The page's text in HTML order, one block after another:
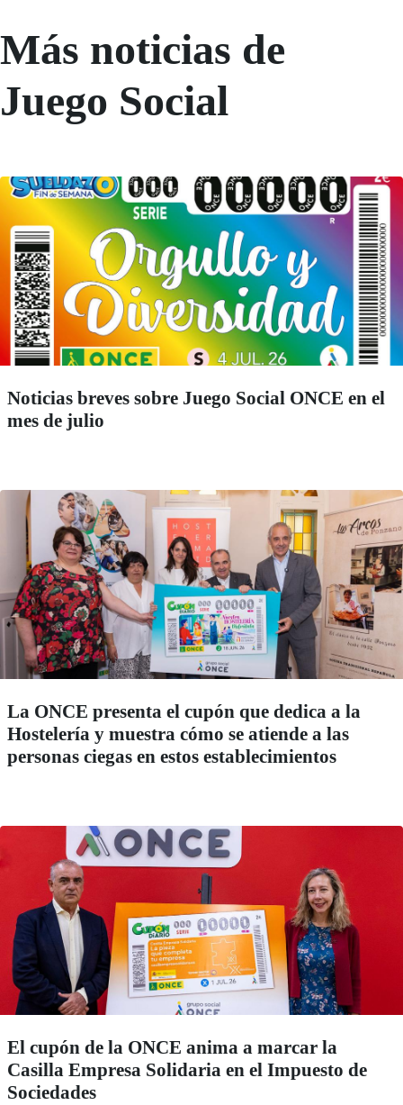
Más noticias de
Juego Social
Noticias breves sobre Juego Social ONCE en el
mes de julio
La ONCE presenta el cupón que dedica a la
Hostelería y muestra cómo se atiende a las
personas ciegas en estos establecimientos
El cupón de la ONCE anima a marcar la
Casilla Empresa Solidaria en el Impuesto de
Sociedades